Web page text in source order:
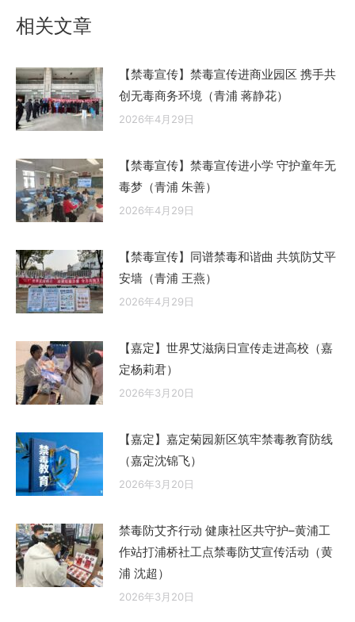
相关文章
【禁毒宣传】禁毒宣传进商业园区 携手共
创无毒商务环境（青浦 蒋静花）
2026年4月29日
【禁毒宣传】禁毒宣传进小学 守护童年无
毒梦（青浦 朱善）
2026年4月29日
【禁毒宣传】同谱禁毒和谐曲 共筑防艾平
安墙（青浦 王燕）
2026年4月29日
【嘉定】世界艾滋病日宣传走进高校（嘉
定杨莉君）
2026年3月20日
【嘉定】嘉定菊园新区筑牢禁毒教育防线
（嘉定沈锦飞）
2026年3月20日
禁毒防艾齐行动 健康社区共守护–黄浦工
作站打浦桥社工点禁毒防艾宣传活动（黄
浦 沈超）
2026年3月20日